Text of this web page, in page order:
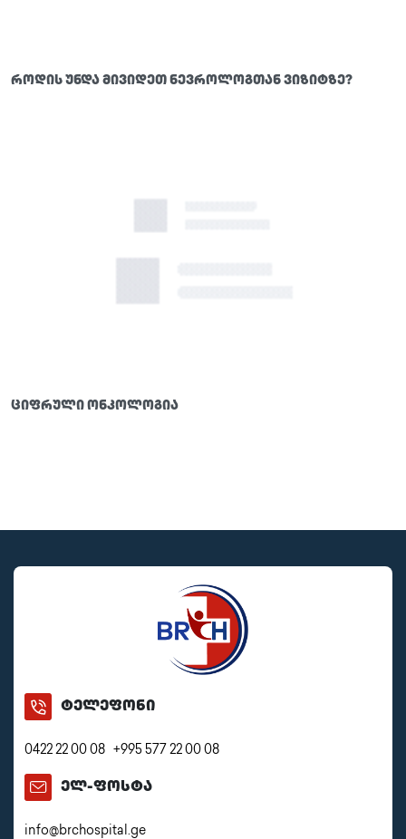
როდის უნდა მივიდეთ ნევროლოგთან ვიზიტზე?
ციფრული ონკოლოგია
ტელეფონი
0422 22 00 08 +995 577 22 00 08
ელ-ფოსტა
info@brchospital.ge